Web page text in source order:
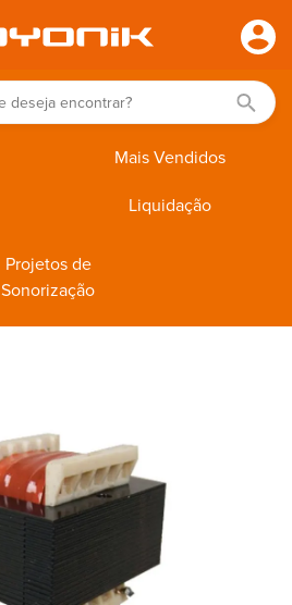
Mais Vendidos
Liquidação
Projetos de
Sonorização